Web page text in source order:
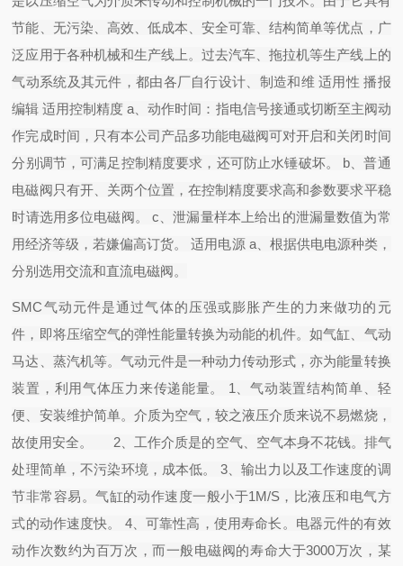
节能、无污染、高效、低成本、安全可靠、结构简单等优点，广
泛应用于各种机械和生产线上。过去汽车、拖拉机等生产线上的
气动系统及其元件，都由各厂自行设计、制造和维 适用性 播报
编辑 适用控制精度 a、动作时间：指电信号接通或切断至主阀动
作完成时间，只有本公司产品多功能电磁阀可对开启和关闭时间
分别调节，可满足控制精度要求，还可防止水锤破坏。 b、普通
电磁阀只有开、关两个位置，在控制精度要求高和参数要求平稳
时请选用多位电磁阀。 c、泄漏量样本上给出的泄漏量数值为常
用经济等级，若嫌偏高订货。 适用电源 a、根据供电电源种类，
分别选用交流和直流电磁阀。
SMC气动元件是通过气体的压强或膨胀产生的力来做功的元
件，即将压缩空气的弹性能量转换为动能的机件。如气缸、气动
马达、蒸汽机等。气动元件是一种动力传动形式，亦为能量转换
装置，利用气体压力来传递能量。 1、气动装置结构简单、轻
便、安装维护简单。介质为空气，较之液压介质来说不易燃烧，
故使用安全。 2、工作介质是的空气、空气本身不花钱。排气
处理简单，不污染环境，成本低。 3、输出力以及工作速度的调
节非常容易。气缸的动作速度一般小于1M/S，比液压和电气方
式的动作速度快。 4、可靠性高，使用寿命长。电器元件的有效
动作次数约为百万次，而一般电磁阀的寿命大于3000万次，某